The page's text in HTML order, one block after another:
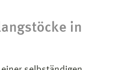
in